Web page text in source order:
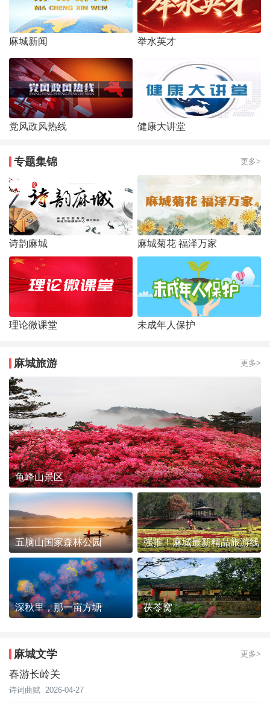
麻城新闻 举水英才
党风政风热线 健康大讲堂
专题集锦 更多>
诗韵麻城 麻城菊花 福泽万家
理论微课堂 未成年人保护
麻城旅游 更多>
龟峰山景区
五脑山国家森林公园 强推！麻城最新精品旅游线
路发布~
深秋里，那一亩方塘 茯苓窝
麻城文学 更多>
春游长岭关
诗词曲赋 2026-04-27